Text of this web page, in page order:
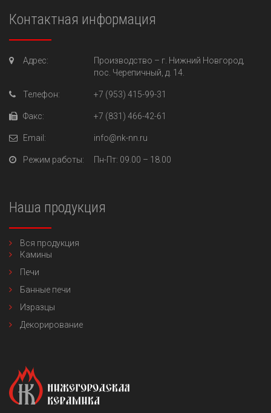
Контактная информация
Адрес: Производство – г. Нижний Новгород,
пос. Черепичный, д. 14.
Телефон: +7 (953) 415-99-31
Факс: +7 (831) 466-42-61
Email: info@nk-nn.ru
Режим работы: Пн-Пт: 09.00 – 18.00
Наша продукция
Вся продукция
Камины
Печи
Банные печи
Изразцы
Декорирование